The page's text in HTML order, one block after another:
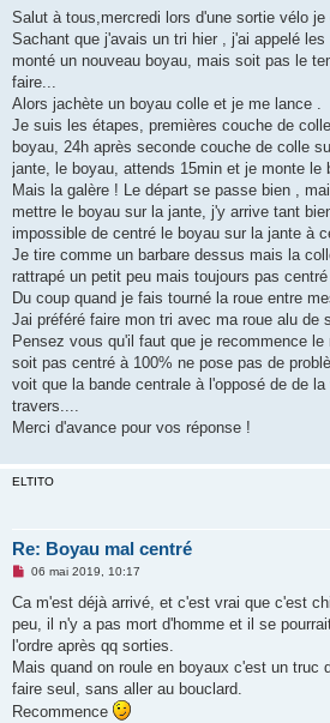
s
a
g
n
o
l
u
Salut à tous,mercredi lors d'une sortie vélo je
Sachant que j'avais un tri hier , j'ai appelé
monté un nouveau boyau, mais soit pas le
faire...
Alors jachète un boyau colle et je me lance .
Je suis les étapes, premières couche de
boyau, 24h après seconde couche de colle
jante, le boyau, attends 15min et je monte le
Mais la galère ! Le départ se passe bien ,
mettre le boyau sur la jante, j'y arrive tant
impossible de centré le boyau sur la jante à
Je tire comme un barbare dessus mais la
rattrapé un petit peu mais toujours pas centré
Du coup quand je fais tourné la roue entre
Jai préféré faire mon tri avec ma roue alu de
Pensez vous qu'il faut que je recommence
soit pas centré à 100% ne pose pas de
voit que la bande centrale à l'opposé de de
travers....
Merci d'avance pour vos réponse !
ELTITO
Re: Boyau mal centré
M
s
a
g
n
o
l
06 mai 2019, 10:17
Ca m'est déjà arrivé, et c'est vrai que c'est
peu, il n'y a pas mort d'homme et il se
l'ordre après qq sorties.
Mais quand on roule en boyaux c'est un truc
faire seul, sans aller au bouclard.
Recommence